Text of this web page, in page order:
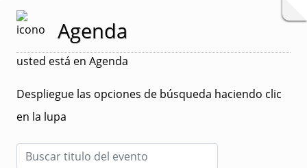
Agenda
usted está en Agenda
Despliegue las opciones de búsqueda haciendo clic
en la lupa